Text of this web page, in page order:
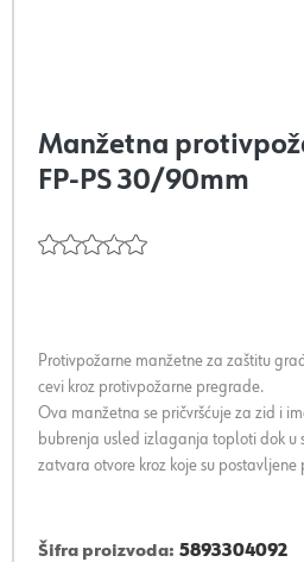
Manžetna
FP-PS 30/90mm
Protivpožarne manžetne za zaštitu
cevi kroz protivpožarne pregrade.
Ova manžetna se pričvršćuje za zid i
bubrenja usled izlaganja toploti dok u
zatvara otvore kroz koje su postavljene
Šifra proizvoda: 5893304092